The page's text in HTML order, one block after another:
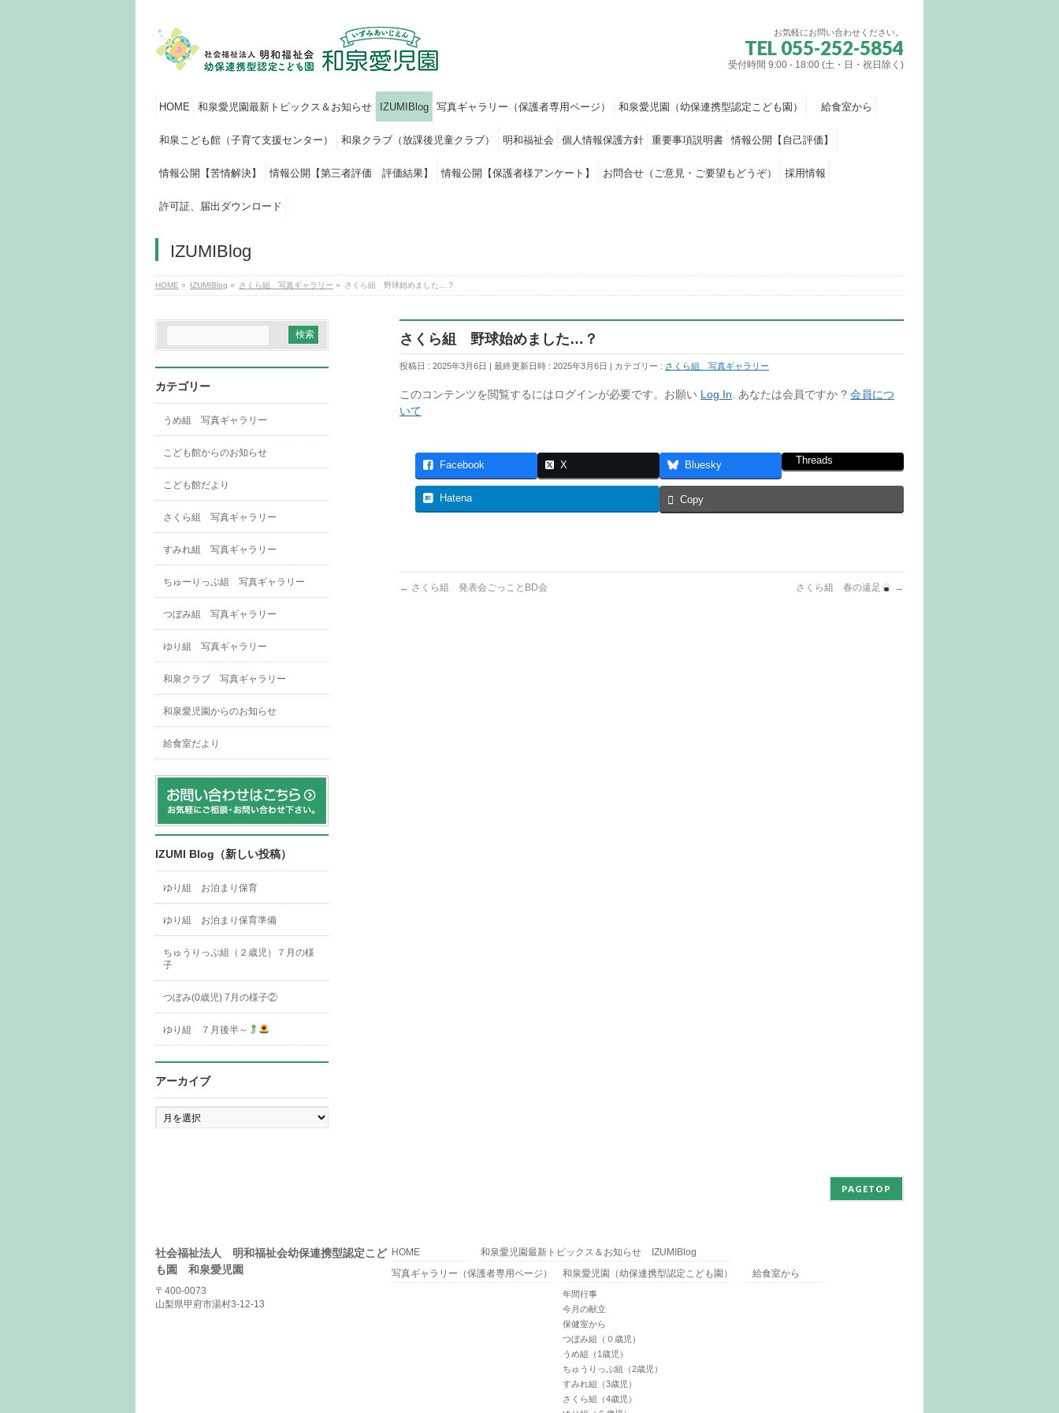
お気軽にお問い合わせください。
TEL 055-252-5854
受付時間 9:00 - 18:00 (土・日・祝日除く)
HOME 和泉愛児園最新トピックス＆お知らせ IZUMIBlog 写真ギャラリー（保護者専用ページ） 和泉愛児園（幼保連携型認定こども園） 給食室から
和泉こども館（子育て支援センター） 和泉クラブ（放課後児童クラブ） 明和福祉会 個人情報保護方針 重要事項説明書 情報公開【自己評価】
情報公開【苦情解決】 情報公開【第三者評価 評価結果】 情報公開【保護者様アンケート】 お問合せ（ご意見・ご要望もどうぞ） 採用情報
許可証、届出ダウンロード
IZUMIBlog
HOME » IZUMIBlog » さくら組 写真ギャラリー » さくら組 野球始めました…？
さくら組 野球始めました…？
投稿日 : 2025年3月6日 最終更新日時 : 2025年3月6日 カテゴリー : さくら組 写真ギャラリー
このコンテンツを閲覧するにはログインが必要です。お願い Log In . あなたは会員ですか ? 会員につ
いて
Facebook X Bluesky Threads
Hatena Copy
← さくら組 発表会ごっことBD会 さくら組 春の遠足 →
カテゴリー
うめ組 写真ギャラリー
こども館からのお知らせ
こども館だより
さくら組 写真ギャラリー
すみれ組 写真ギャラリー
ちゅーりっぷ組 写真ギャラリー
つぼみ組 写真ギャラリー
ゆり組 写真ギャラリー
和泉クラブ 写真ギャラリー
和泉愛児園からのお知らせ
給食室だより
IZUMI Blog（新しい投稿）
ゆり組 お泊まり保育
ゆり組 お泊まり保育準備
ちゅうりっぷ組（２歳児）７月の様
子
つぼみ(0歳児) 7月の様子②
ゆり組 ７月後半～
アーカイブ
ア
ー
PAGETOP
社会福祉法人 明和福祉会幼保連携型認定こど
も園 和泉愛児園
〒400-0073
山梨県甲府市湯村3-12-13
HOME 和泉愛児園最新トピックス＆お知らせ
IZUMIBlog
写真ギャラリー（保護者専用ページ）
和泉愛児園（幼保連携型認定こども園）
年間行事
今月の献立
保健室から
つぼみ組（０歳児）
うめ組（1歳児）
ちゅうりっぷ組（2歳児）
すみれ組（3歳児）
さくら組（4歳児）
給食室から